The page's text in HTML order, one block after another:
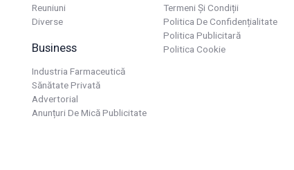
Reuniuni
Diverse
Business
Industria Farmaceutică
Sănătate Privată
Advertorial
Anunțuri De Mică Publicitate
Termeni Și Condiții
Politica De Confidențialitate
Politica Publicitară
Politica Cookie